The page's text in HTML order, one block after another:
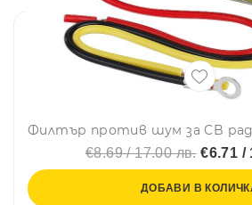
€8.69 / 17.00 лв.€6.71 /
ДОБАВИ В